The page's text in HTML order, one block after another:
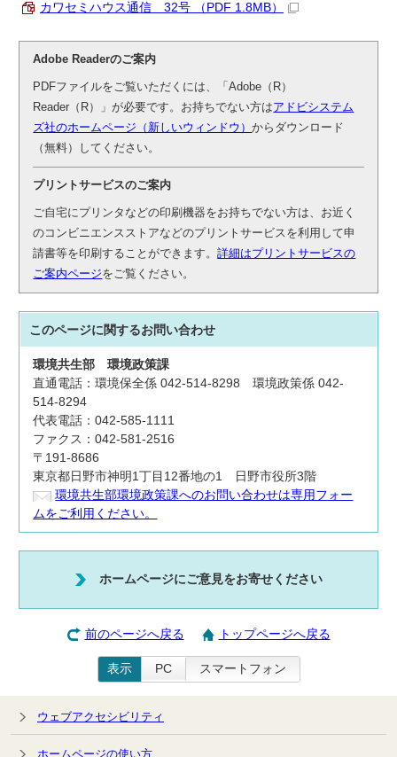
カワセミハウス通信 32号 （PDF 1.8MB）
Adobe Readerのご案内
PDFファイルをご覧いただくには、「Adobe（R）
Reader（R）」が必要です。お持ちでない方はアドビシステム
ズ社のホームページ（新しいウィンドウ）からダウンロード
（無料）してください。
プリントサービスのご案内
ご自宅にプリンタなどの印刷機器をお持ちでない方は、お近く
のコンビニエンスストアなどのプリントサービスを利用して申
請書等を印刷することができます。詳細はプリントサービスの
ご案内ページをご覧ください。
このページに関するお問い合わせ
環境共生部環境政策課
直通電話：環境保全係 042-514-8298 環境政策係 042-
514-8294
代表電話：042-585-1111
ファクス：042-581-2516
〒191-8686
東京都日野市神明1丁目12番地の1 日野市役所3階
環境共生部環境政策課へのお問い合わせは専用フォー
ムをご利用ください。
ホームページにご意見をお寄せください
前のページへ戻る トップページへ戻る
表示 PC スマートフォン
ウェブアクセシビリティ
ホームページの使い方